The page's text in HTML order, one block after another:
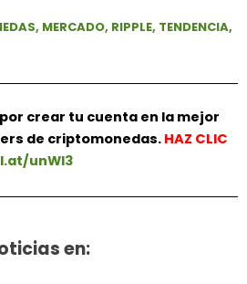
, MERCADO, RIPPLE, TENDENCIA,
por crear tu cuenta en la mejor
de criptomonedas. HAZ CLIC
unWl3
en: